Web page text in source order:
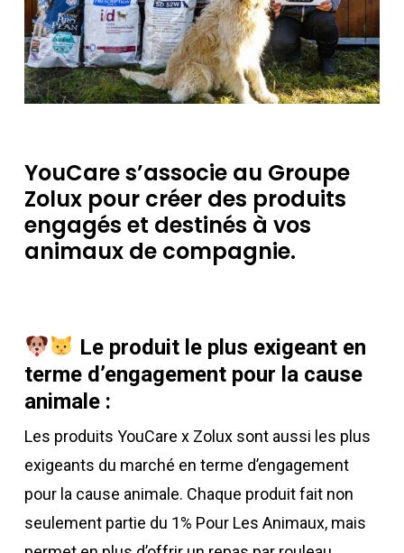
YouCare s’associe au Groupe
Zolux pour créer des produits
engagés et destinés à vos
animaux de compagnie.
Le produit le plus exigeant en
terme d’engagement pour la cause
animale :
Les produits YouCare x Zolux sont aussi les plus
exigeants du marché en terme d’engagement
pour la cause animale. Chaque produit fait non
seulement partie du 1% Pour Les Animaux, mais